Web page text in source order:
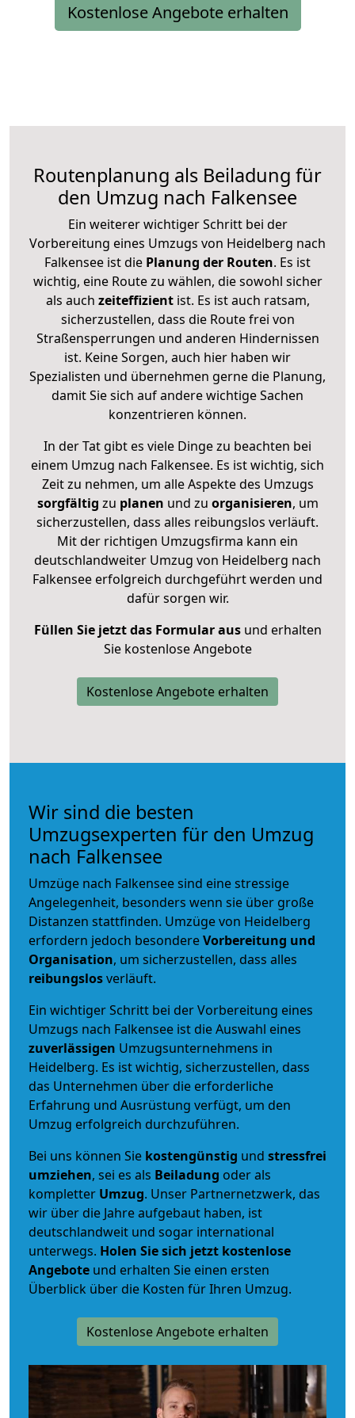
Kostenlose Angebote erhalten
Routenplanung als Beiladung für
den Umzug nach Falkensee
Ein weiterer wichtiger Schritt bei der
Vorbereitung eines Umzugs von Heidelberg nach
Falkensee ist die Planung der Routen. Es ist
wichtig, eine Route zu wählen, die sowohl sicher
als auch zeiteffizientist. Es ist auch ratsam,
sicherzustellen, dass die Route frei von
Straßensperrungen und anderen Hindernissen
ist. Keine Sorgen, auch hier haben wir
Spezialisten und übernehmen gerne die Planung,
damit Sie sich auf andere wichtige Sachen
konzentrieren können.
In der Tat gibt es viele Dinge zu beachten bei
einem Umzug nach Falkensee. Es ist wichtig, sich
Zeit zu nehmen, um alle Aspekte des Umzugs
sorgfältig zu planen und zu organisieren, um
sicherzustellen, dass alles reibungslos verläuft.
Mit der richtigen Umzugsfirma kann ein
deutschlandweiter Umzug von Heidelberg nach
Falkensee erfolgreich durchgeführt werden und
dafür sorgen wir.
Füllen Sie jetzt das Formular ausund erhalten
Sie kostenlose Angebote
Kostenlose Angebote erhalten
Wir sind die besten
Umzugsexperten für den Umzug
nach Falkensee
Umzüge nach Falkensee sind eine stressige
Angelegenheit, besonders wenn sie über große
Distanzen stattfinden. Umzüge von Heidelberg
erfordern jedoch besondereVorbereitung und
Organisation, um sicherzustellen, dass alles
reibungslosverläuft.
Ein wichtiger Schritt bei der Vorbereitung eines
Umzugs nach Falkensee ist die Auswahl eines
zuverlässigen Umzugsunternehmens in
Heidelberg. Es ist wichtig, sicherzustellen, dass
das Unternehmen über die erforderliche
Erfahrung und Ausrüstung verfügt, um den
Umzug erfolgreich durchzuführen.
Bei uns können Sie kostengünstig und stressfrei
umziehen, sei es als Beiladung oder als
kompletter Umzug. Unser Partnernetzwerk, das
wir über die Jahre aufgebaut haben, ist
deutschlandweit und sogar international
unterwegs. Holen Sie sich jetzt kostenlose
Angebote und erhalten Sie einen ersten
Überblick über die Kosten für Ihren Umzug.
Kostenlose Angebote erhalten